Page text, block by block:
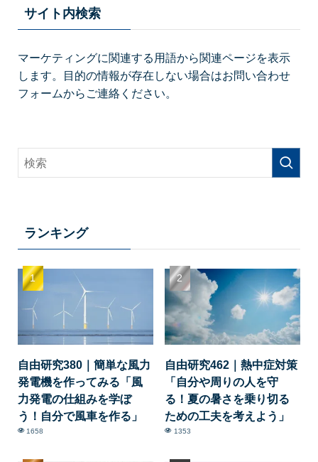
サイト内検索
マーケティングに関連する用語から関連ページを表示
します。目的の情報が存在しない場合はお問い合わせ
フォームからご連絡ください。
ランキング
自由研究380｜簡単な風力
発電機を作ってみる「風
力発電の仕組みを学ぼ
う！自分で風車を作る」
1658
自由研究462｜熱中症対策
「自分や周りの人を守
る！夏の暑さを乗り切る
ための工夫を考えよう」
1353